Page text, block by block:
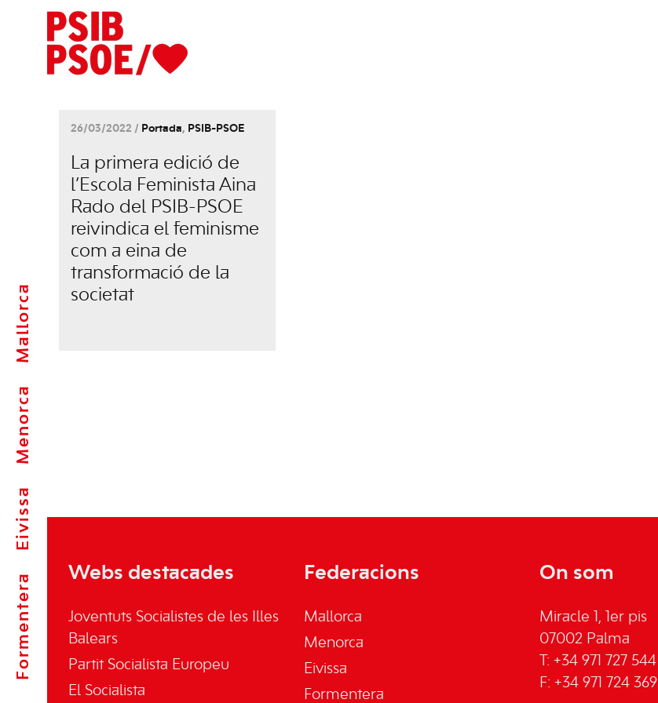
Formentera
Eivissa
Menorca
Mallorca
26/03/2022 / Portada, PSIB-PSOE
La primera edició de
l’Escola Feminista Aina
Rado del PSIB-PSOE
reivindica el feminisme
com a eina de
transformació de la
societat
Webs destacades
Joventuts Socialistes de les Illes
Balears
Partit Socialista Europeu
El Socialista
Federacions
Mallorca
Menorca
Eivissa
Formentera
On som
Miracle 1, 1er pis
07002 Palma
T: +34 971 727 544
F: +34 971 724 369